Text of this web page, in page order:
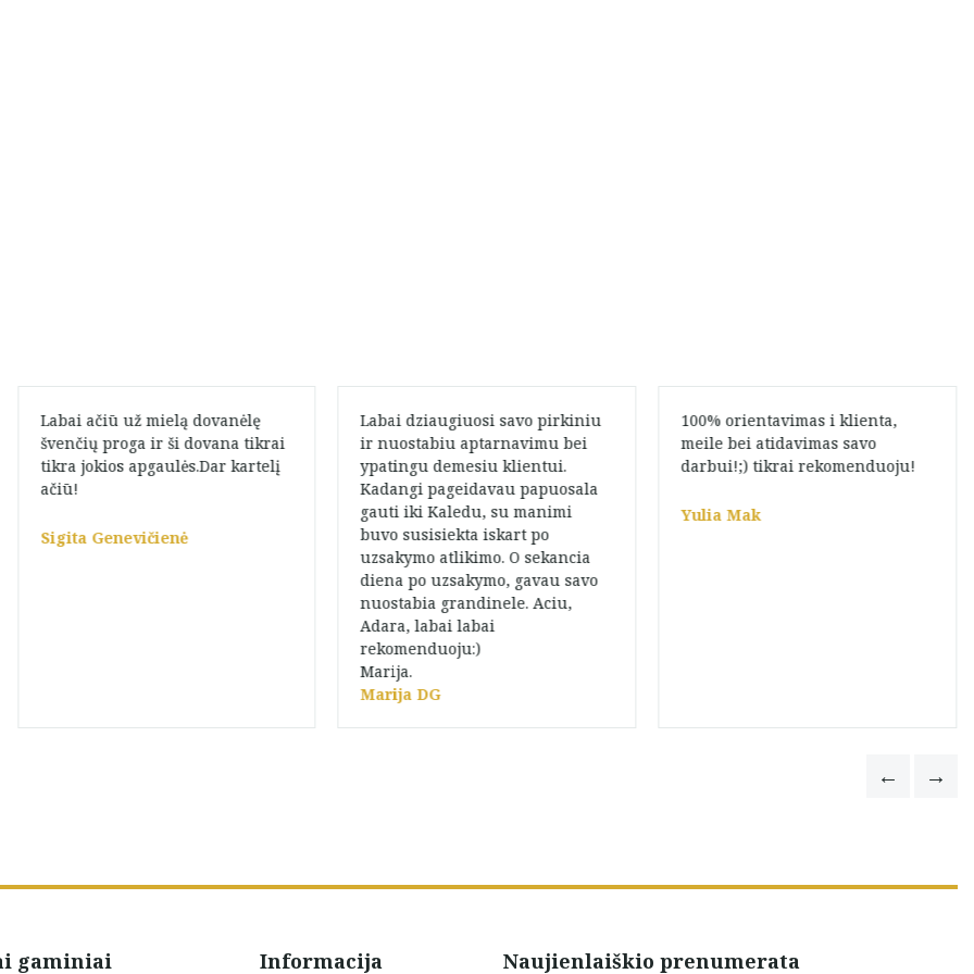
Labai ačiū už mielą dovanėlę
švenčių proga ir ši dovana tikrai
tikra jokios apgaulės.Dar kartelį
ačiū!
Sigita Genevičienė
Labai dziaugiuosi savo pirkiniu
ir nuostabiu aptarnavimu bei
ypatingu demesiu klientui.
Kadangi pageidavau papuosala
gauti iki Kaledu, su manimi
buvo susisiekta iskart po
uzsakymo atlikimo. O sekancia
diena po uzsakymo, gavau savo
nuostabia grandinele. Aciu,
Adara, labai labai
rekomenduoju:)
Marija.
Marija DG
100% orientavimas i klienta,
meile bei atidavimas savo
darbui!;) tikrai rekomenduoju!
Yulia Mak
gaminiai Informacija Naujienlaiškio prenumerata